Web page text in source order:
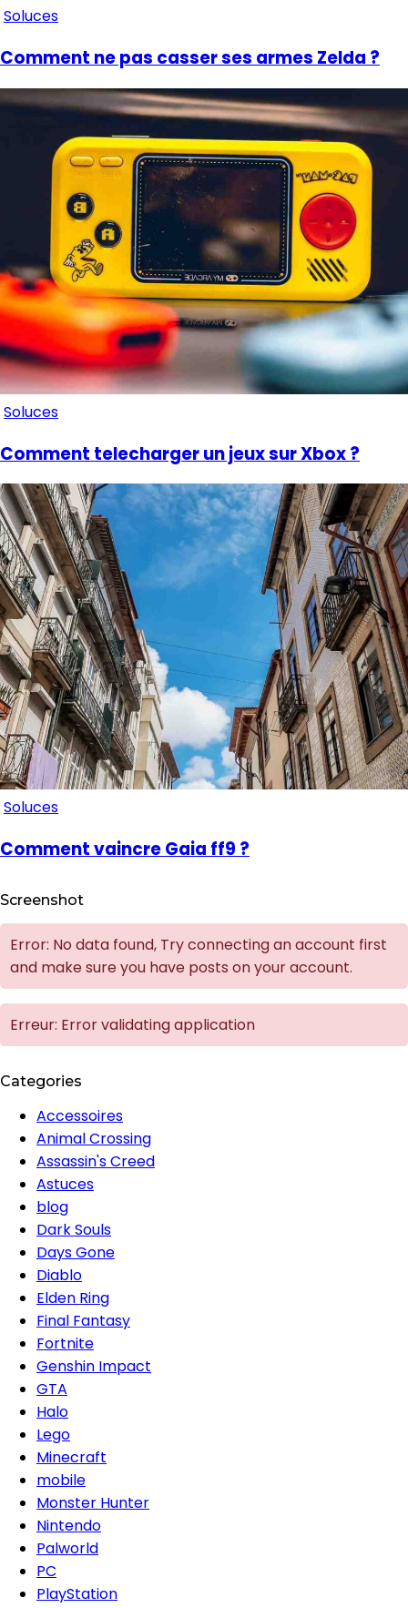
Soluces
Comment ne pas casser ses armes Zelda ?
Soluces
Comment telecharger un jeux sur Xbox ?
Soluces
Comment vaincre Gaia ff9 ?
Screenshot
Error: No data found, Try connecting an account first
and make sure you have posts on your account.
Erreur: Error validating application
Categories
Accessoires
Animal Crossing
Assassin's Creed
Astuces
blog
Dark Souls
Days Gone
Diablo
Elden Ring
Final Fantasy
Fortnite
Genshin Impact
GTA
Halo
Lego
Minecraft
mobile
Monster Hunter
Nintendo
Palworld
PC
PlayStation